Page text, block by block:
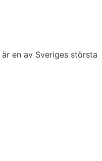
är en av Sveriges största